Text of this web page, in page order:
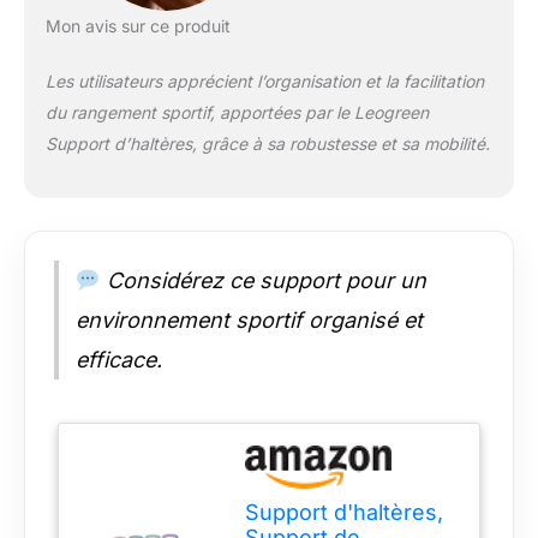
sans effort. Les étagères
et les crochets des deux
côtés peuvent être
équipements de fitness
pour optimiser l’espace
vertical : kettlebells en
latéral, bandes de
résistance et élastiques
aux crochets, et balles ou
panier inférieur.
Mon avis sur ce produit
Les utilisateurs apprécient l’organisation et la facilitation
du rangement sportif, apportées par le Leogreen
Support d’haltères, grâce à sa robustesse et sa mobilité.
Considérez ce support pour un
environnement sportif organisé et
efficace.
Support d'haltères,